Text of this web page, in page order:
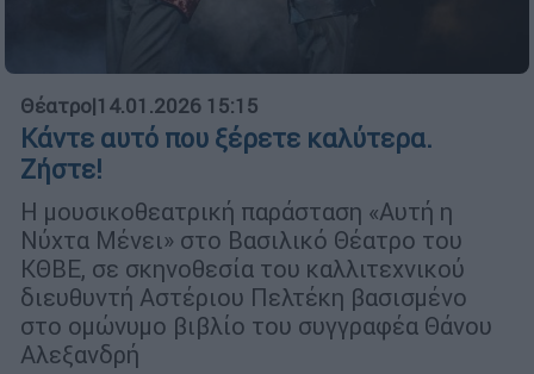
Θέατρο|14.01.2026 15:15
Κάντε αυτό που ξέρετε καλύτερα.
Ζήστε!
Η μουσικοθεατρική παράσταση «Αυτή η
Νύχτα Μένει» στο Βασιλικό Θέατρο του
ΚΘΒΕ, σε σκηνοθεσία του καλλιτεχνικού
διευθυντή Αστέριου Πελτέκη βασισμένο
στο ομώνυμο βιβλίο του συγγραφέα Θάνου
Αλεξανδρή